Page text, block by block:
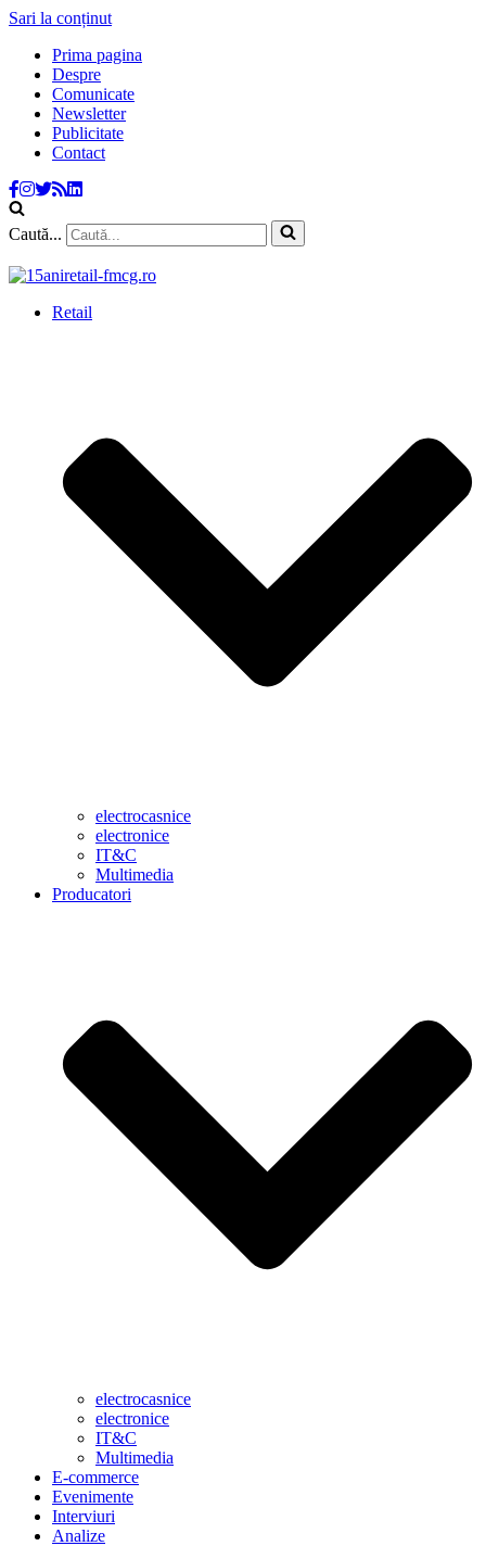
Sari la conținut
Prima pagina
Despre
Comunicate
Newsletter
Publicitate
Contact
Caută...
Retail
electrocasnice
electronice
IT&C
Multimedia
Producatori
electrocasnice
electronice
IT&C
Multimedia
E-commerce
Evenimente
Interviuri
Analize